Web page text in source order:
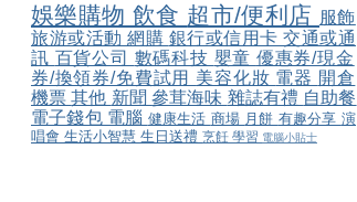
娛樂購物 飲食 超市/便利店 服飾
旅游或活動 網購 銀行或信用卡 交通或通
訊 百貨公司 數碼科技 嬰童 優惠券/現金
券/換領券/免費試用 美容化妝 電器 開倉
機票其他 新聞參茸海味 雜誌有禮 自助餐
電子錢包 電腦 健康生活 商場 月餅 有趣分享 演
唱會 生活小智慧 生日送禮 烹飪 學習 電腦小貼士